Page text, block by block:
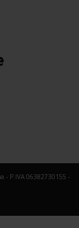
- P.IVA 06382730155 -